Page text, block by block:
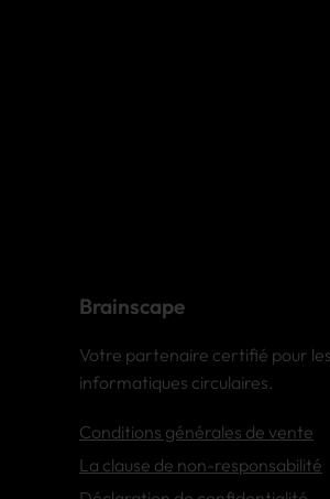
Brainscape
Votre partenaire certifié pour
informatiques circulaires.
Conditions générales de vente
La clause de non-responsabilité